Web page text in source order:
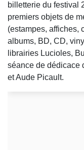
billetterie du festival
premiers objets de
(estampes, affiches,
albums, BD, CD,
librairies Lucioles,
séance de dédicace
et Aude Picault.